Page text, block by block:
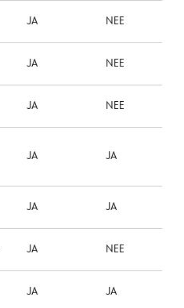
JA NEE
JA NEE
JA NEE
JA JA
JA JA
JA NEE
JA JA